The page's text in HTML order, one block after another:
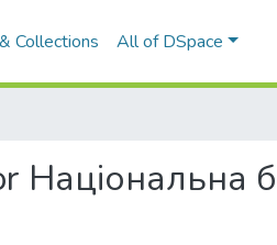
Collections All of DSpace
Національна